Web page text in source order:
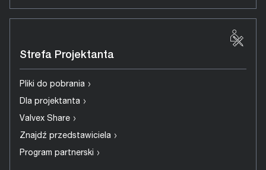
Strefa Projektanta
Pliki do pobrania ›
Dla projektanta ›
Valvex Share ›
Znajdź przedstawiciela ›
Program partnerski ›